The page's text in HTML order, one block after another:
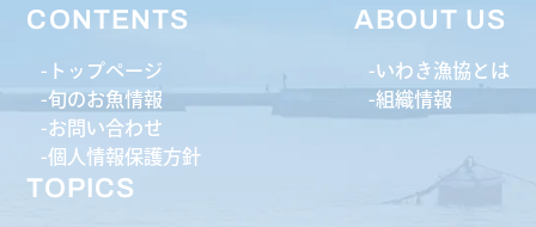
CONTENTS
トップページ
旬のお魚情報
お問い合わせ
個人情報保護方針
ABOUT US
いわき漁協とは
組織情報
TOPICS